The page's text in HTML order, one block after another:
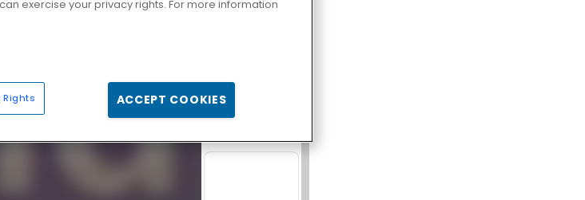
exercise your privacy rights. For more information
Rights ACCEPT COOKIES